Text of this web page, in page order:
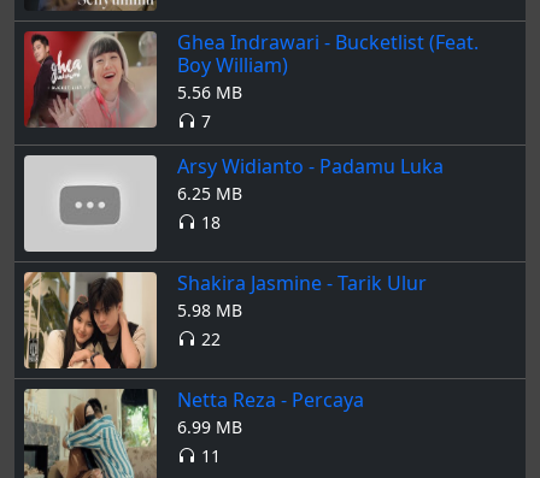
Ghea Indrawari - Bucketlist (Feat.
Boy William)
5.56 MB
7
Arsy Widianto - Padamu Luka
6.25 MB
18
Shakira Jasmine - Tarik Ulur
5.98 MB
22
Netta Reza - Percaya
6.99 MB
11